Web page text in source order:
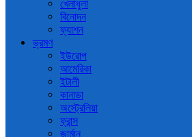
খেলাধুলা
বিনোদন
ফ্যাশন
ভ্রমণ
ইউরোপ
আমেরিকা
ইটালী
কানাডা
অস্ট্রেলিয়া
ফ্রান্স
জার্মান